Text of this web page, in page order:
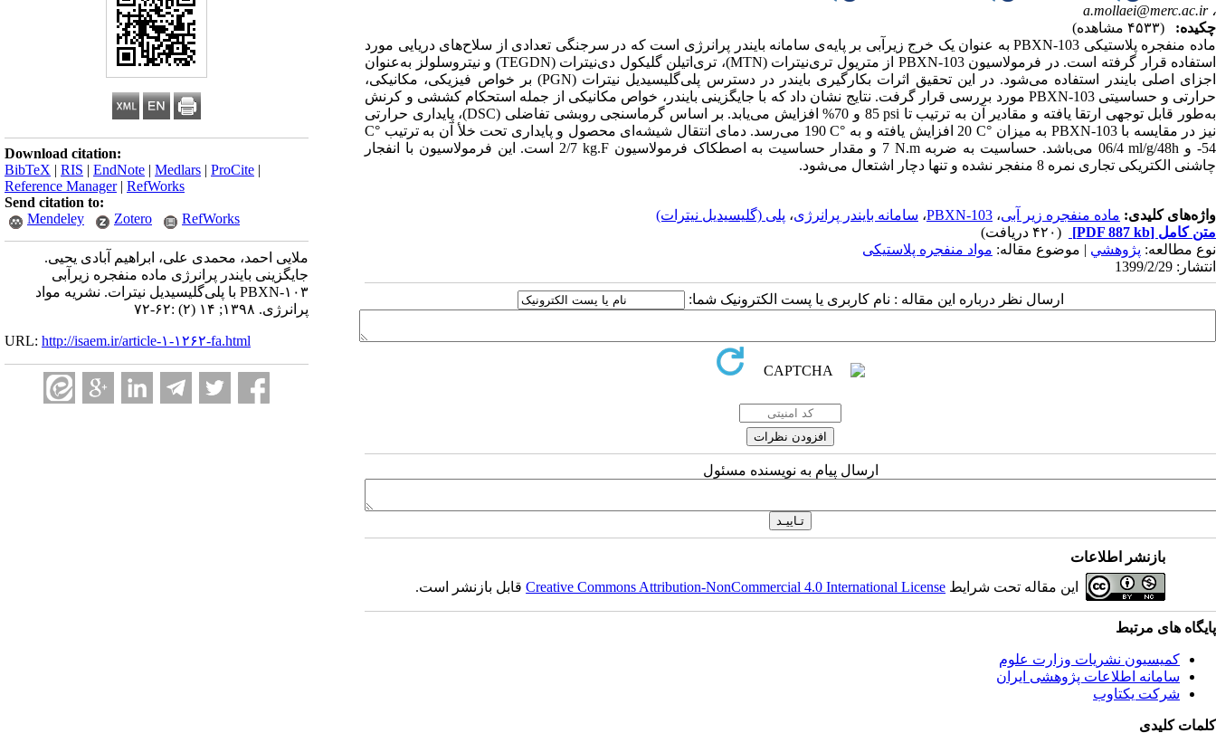
Download citation:
BibTeX | RIS | EndNote | Medlars | ProCite |
Reference Manager| RefWorks
Send citation to:
Mendeley
Zotero RefWorks
ملایی احمد، محمدی علی، ابراهیم آبادی یحیی.
جایگزینی بایندر پرانرژی ماده منفجره زیرآبی
PBXN-۱۰۳ با پلی‌گلیسیدیل ‌نیترات. نشریه مواد
پرانرژی. ۱۳۹۸; ۱۴ (۲) :۶۲-۷۲
URL: http://isaem.ir/article-۱-۱۲۶۲-fa.html
،a.mollaei@merc.ac.ir
چکیده:
(۴۵۳۳ مشاهده)
ماده منفجره پلاستیکی PBXN-103به عنوان یک خرج زیرآبی بر پایه‌ی سامانه بایندر پرانرژی است که در سرجنگی تعدادی از سلاح‌های دریایی مورد
استفاده قرار گرفته است. در فرمولاسیونPBXN-103 از متریول تری‌نیترات (MTN)، تری‌اتیلن گلیکول دی‌نیترات (TEGDN) و نیتروسلولز به‌عنوان
اجزای اصلی بایندر استفاده می‌شود. در این تحقیق اثرات بکارگیری بایندر در دسترس پلی‌گلیسیدیل نیترات (PGN) بر خواص فیزیکی، مکانیکی،
حرارتی و حساسیتی PBXN-103مورد بررسی قرار گرفت. نتایج نشان داد که با جایگزینی بایندر، خواص مکانیکی از جمله استحکام کششی و کرنش
به‌طور قابل توجهی ارتقا یافته و مقادیر آن به ترتیب تا psi85 و 70% افزایش می‌یابد. بر اساس گرماسنجی روبشی تفاضلی ( DSC)، پایداری حرارتی
نیز در مقایسه باPBXN-103 به میزان°
C
°
C190 می‌رسد. دمای انتقال شیشه‌ای محصول و پایداری تحت خلأ آن به ترتیب °
C
54- و
ml/g/48h06/4 می‌باشد. حساسیت به ضربه N.m 7 و مقدار حساسیت به اصطکاک فرمولاسیون kg.F
2/7 است. این فرمولاسیون با انفجار
چاشنی الکتریکی تجاری نمره 8 منفجر نشده و تنها دچار اشتعال می‌شود.
واژه‌های کلیدی: ماده منفجره زیر آبی، PBXN-103، سامانه بایندر پرانرژی، پلی (گلیسیدیل نیترات)
متن کامل [PDF 887 kb]
(۴۲۰ دریافت)
نوع مطالعه: پژوهشي | موضوع مقاله: مواد منفجره پلاستیکی
انتشار: 1399/2/29
ارسال نظر درباره این مقاله : نام کاربری یا پست الکترونیک شما:
ارسال پیام به نویسنده مسئول
بازنشر اطلاعات
این مقاله تحت شرایط Creative Commons Attribution-NonCommercial 4.0 International Licenseقابل بازنشر است.
پایگاه های مرتبط
کمیسیون نشریات وزارت علوم
سامانه اطلاعات پژوهشی ایران
شرکت یکتاوب
کلمات کلیدی